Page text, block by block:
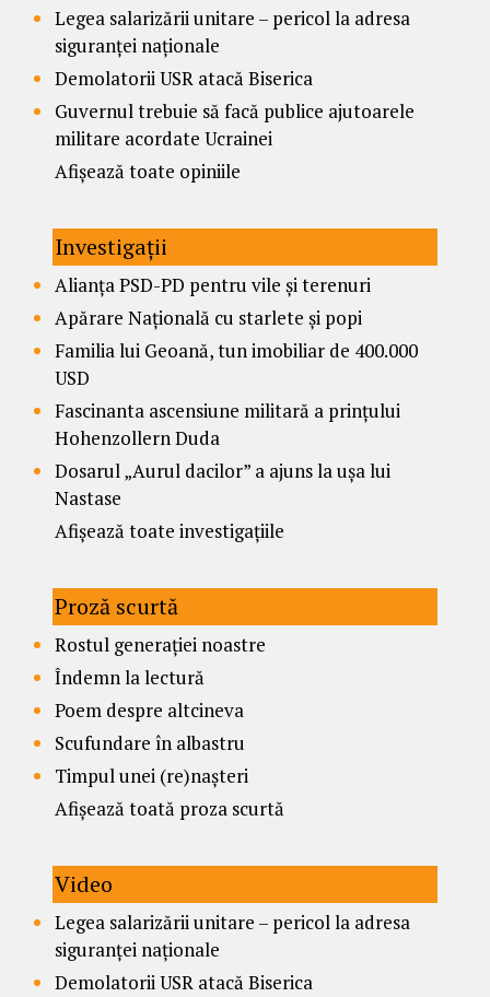
Legea salarizării unitare – pericol la adresa
siguranței naționale
Demolatorii USR atacă Biserica
Guvernul trebuie să facă publice ajutoarele
militare acordate Ucrainei
Afișează toate opiniile
Investigații
Alianța PSD-PD pentru vile și terenuri
Apărare Națională cu starlete și popi
Familia lui Geoană, tun imobiliar de 400.000
USD
Fascinanta ascensiune militară a prințului
Hohenzollern Duda
Dosarul „Aurul dacilor” a ajuns la ușa lui
Nastase
Afișează toate investigațiile
Proză scurtă
Rostul generației noastre
Îndemn la lectură
Poem despre altcineva
Scufundare în albastru
Timpul unei (re)nașteri
Afișează toată proza scurtă
Video
Legea salarizării unitare – pericol la adresa
siguranței naționale
Demolatorii USR atacă Biserica